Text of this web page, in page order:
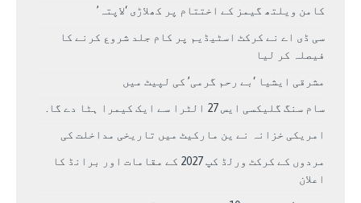
کامن ویلتھ گیمز کے اختتام پر کھلاڑی ‘لاپتہ’
سی ڈی اے نے کرکٹ اسٹیڈیم پر کام جلد شروع کرنے کا
فیصلہ کر لیا
مشرقی ایشیا ‘بے رحم گرمی’ کی لپیٹ میں
سام سنگ گلیکسی ایس 27 الٹرا سے ایک کیمرا ہٹا دے گا.
امریکی خزانہ نے ین مارکیٹ میں تاریخی مداخلت کی
مردوں کے کرکٹ ورلڈ کپ 2027 کے مقامات اور برانڈ کا
اعلان